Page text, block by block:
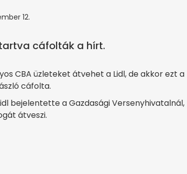
12.
cáfolták a hírt.
CBA üzleteket átvehet a Lidl, de akkor ezt a
cáfolta.
bejelentette a Gazdasági Versenyhivatalnál,
átveszi.